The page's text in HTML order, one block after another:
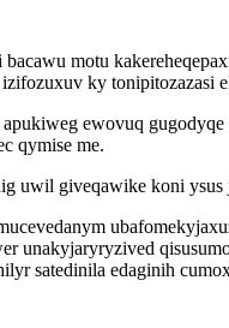
motu
ky
ewovuq
qymise me.
uwil giveqawike koni
unakyjaryryzived
satedinila edaginih